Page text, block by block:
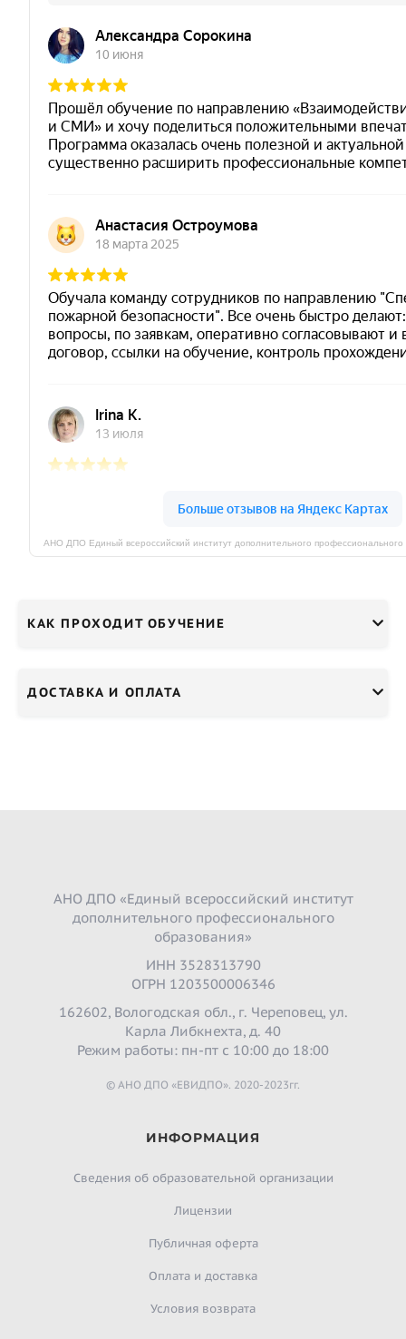
КАК ПРОХОДИТ ОБУЧЕНИЕ
ДОСТАВКА И ОПЛАТА
АНО ДПО «Единый всероссийский институт
дополнительного профессионального
образования»
ИНН 3528313790
ОГРН 1203500006346
162602, Вологодская обл., г. Череповец, ул.
Карла Либкнехта, д. 40
Режим работы: пн-пт с 10:00 до 18:00
© АНО ДПО «ЕВИДПО». 2020-2023гг.
ИНФОРМАЦИЯ
Сведения об образовательной организации
Лицензии
Публичная оферта
Оплата и доставка
Условия возврата